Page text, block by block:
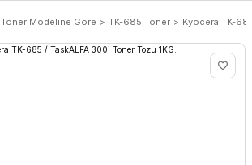
Toner Modeline Göre TK-685 Toner Kyocera TK-